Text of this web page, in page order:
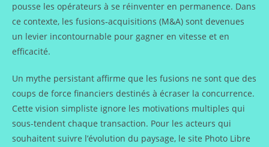
pousse les opérateurs à se réinventer en permanence. Dans
ce contexte, les fusions‑acquisitions (M&A) sont devenues
un levier incontournable pour gagner en vitesse et en
efficacité.
Un mythe persistant affirme que les fusions ne sont que des
coups de force financiers destinés à écraser la concurrence.
Cette vision simpliste ignore les motivations multiples qui
sous-tendent chaque transaction. Pour les acteurs qui
souhaitent suivre l’évolution du paysage, le site Photo Libre